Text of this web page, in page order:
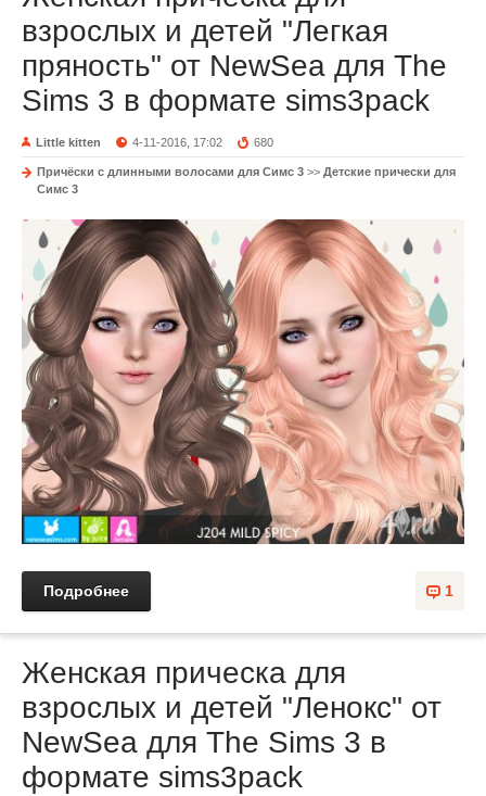
взрослых и детей "Легкая
пряность" от NewSea для The
Sims 3 в формате sims3pack
Little kitten 4-11-2016, 17:02 680
Причёски с длинными волосами для Симс 3 >> Детские прически для
Симс 3
1
Подробнее
Женская прическа для
взрослых и детей "Ленокс" от
NewSea для The Sims 3 в
формате sims3pack